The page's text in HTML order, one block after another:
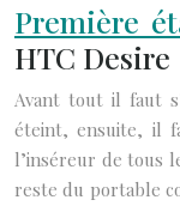
Première
HTC Desire
Avant tout il faut
éteint, ensuite, il
l’inséreur de tous
reste du portable